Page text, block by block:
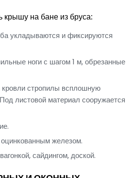
крышу на бане из бруса:
укладываются и фиксируются
ноги с шагом 1 м, обрезанные
кровли стропилы всплошную
листовой материал сооружается
железом.
сайдингом, доской.